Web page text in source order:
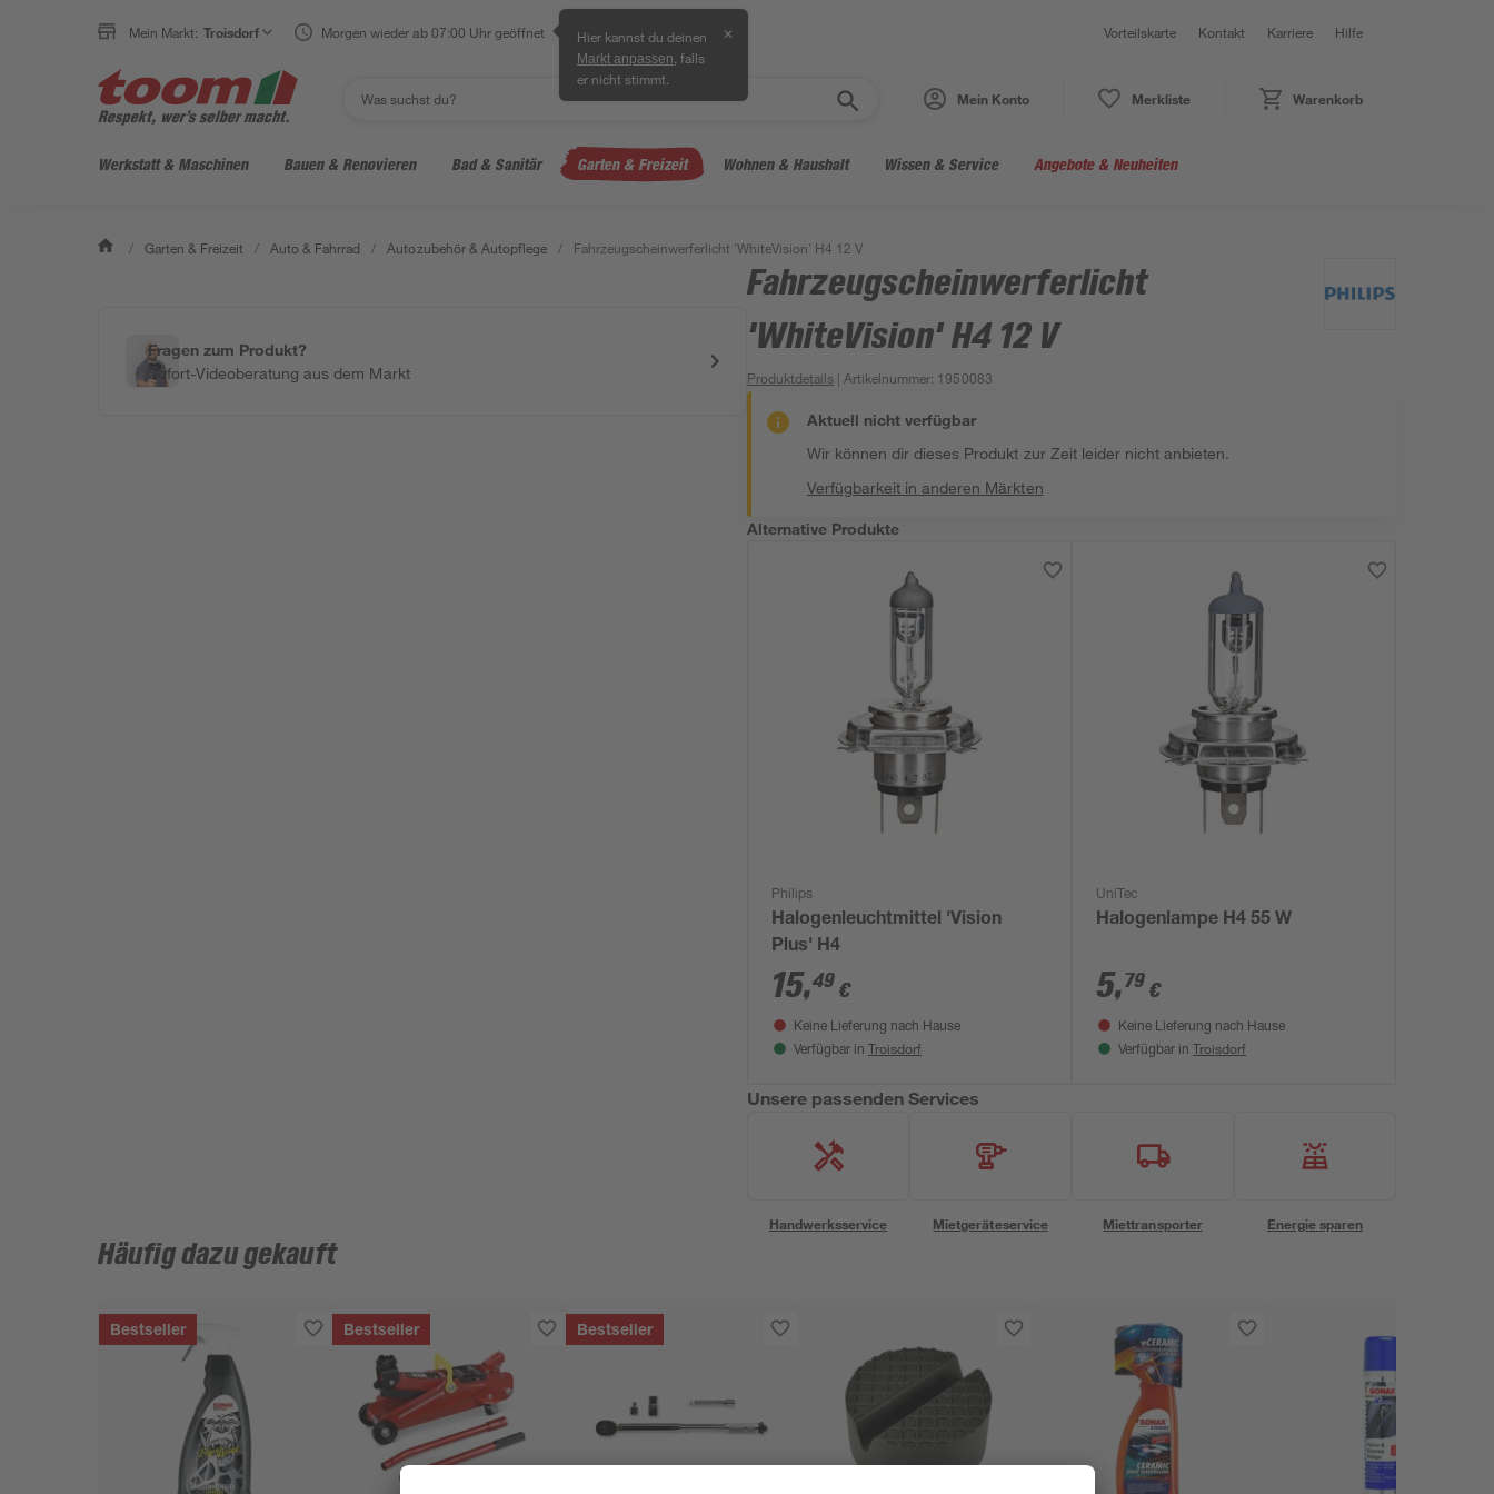
Mein Markt: Troisdorf Morgen wieder ab 07:00 Uhr geöffnet Hier kannst du deinen
Markt anpassen , falls
er nicht stimmt.
✕ Vorteilskarte Kontakt Karriere Hilfe
Mein Konto Merkliste Warenkorb
Werkstatt & Maschinen Bauen & Renovieren Bad & Sanitär Garten & Freizeit Wohnen & Haushalt Wissen & Service Angebote & Neuheiten
/ Garten & Freizeit / Auto & Fahrrad / Autozubehör & Autopflege / Fahrzeugscheinwerferlicht 'WhiteVision' H4 12 V
Fragen zum Produkt?
Sofort-Videoberatung aus dem Markt
Fahrzeugscheinwerferlicht
'WhiteVision' H4 12 V
Produktdetails | Artikelnummer: 1950083
Aktuell nicht verfügbar
Wir können dir dieses Produkt zur Zeit leider nicht anbieten.
Verfügbarkeit in anderen Märkten
Alternative Produkte
Philips
Halogenleuchtmittel 'Vision
Plus' H4
15,49 €
Keine Lieferung nach Hause
Verfügbar in Troisdorf
UniTec
Halogenlampe H4 55 W
5,79 €
Keine Lieferung nach Hause
Verfügbar in Troisdorf
Unsere passenden Services
Handwerksservice Mietgeräteservice Miettransporter Energie sparen
Häufig dazu gekauft
Bestseller Bestseller Bestseller